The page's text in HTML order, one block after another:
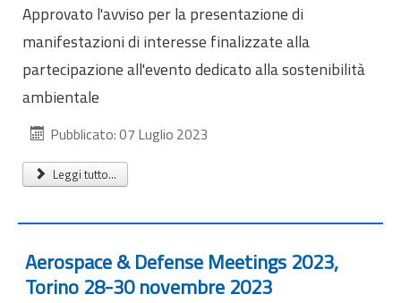
Approvato l'avviso per la presentazione di
manifestazioni di interesse finalizzate alla
partecipazione all'evento dedicato alla sostenibilità
ambientale
Pubblicato: 07 Luglio 2023
Leggi tutto...
Aerospace & Defense Meetings 2023,
Torino 28-30 novembre 2023